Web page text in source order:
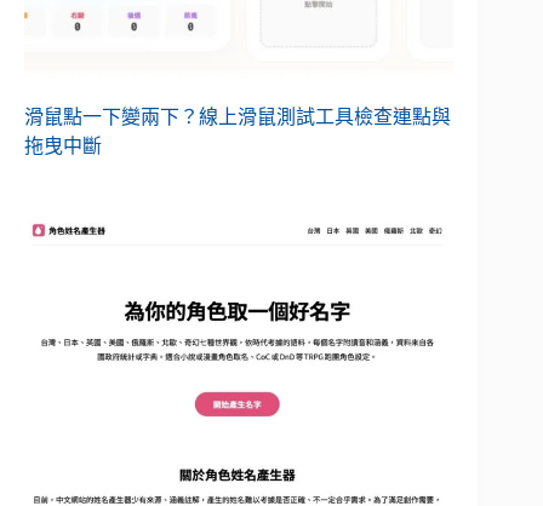
滑鼠點一下變兩下？線上滑鼠測試工具檢查連點與
拖曳中斷